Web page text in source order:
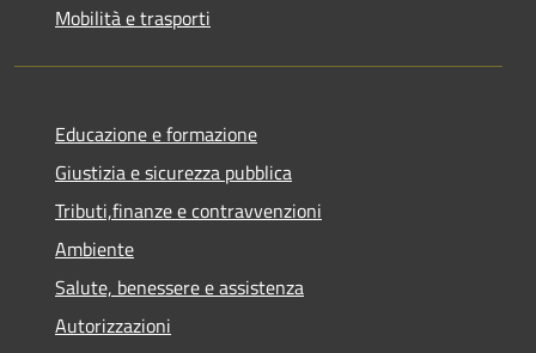
Mobilità e trasporti
Educazione e formazione
Giustizia e sicurezza pubblica
Tributi,finanze e contravvenzioni
Ambiente
Salute, benessere e assistenza
Autorizzazioni